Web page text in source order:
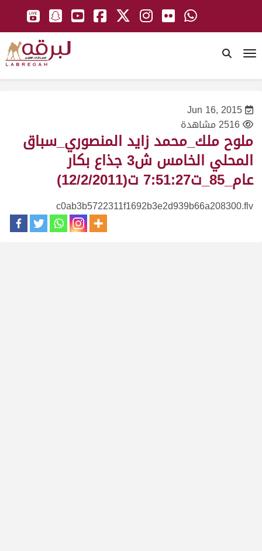
Jun 16, 2015
2516 مشاهدة
ملوح ملك_محمد زايد المنصوري_سباق
المحلي الخامس ش3 جذاع بكار
عام_85_ت7:51:27 ت(12/2/2011)
c0ab3b5722311f1692b3e2d939b66a208300.flv